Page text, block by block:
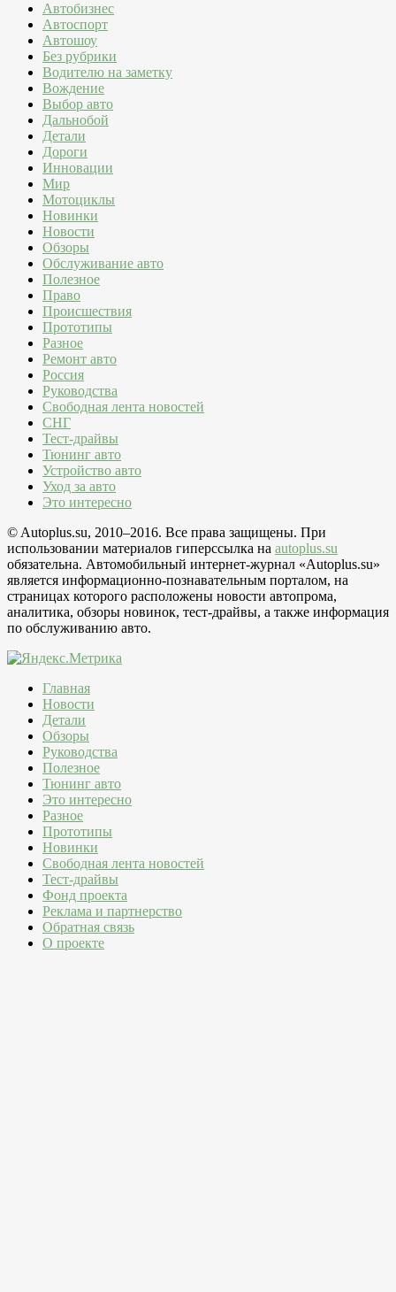
Автобизнес
Автоспорт
Автошоу
Без рубрики
Водителю на заметку
Вождение
Выбор авто
Дальнобой
Детали
Дороги
Инновации
Мир
Мотоциклы
Новинки
Новости
Обзоры
Обслуживание авто
Полезное
Право
Происшествия
Прототипы
Разное
Ремонт авто
Россия
Руководства
Свободная лента новостей
СНГ
Тест-драйвы
Тюнинг авто
Устройство авто
Уход за авто
Это интересно
© Autoplus.su, 2010–2016. Все права защищены. При
использовании материалов гиперссылка на autoplus.su
обязательна. Автомобильный интернет-журнал «Autoplus.su»
является информационно-познавательным порталом, на
страницах которого расположены новости автопрома,
аналитика, обзоры новинок, тест-драйвы, а также информация
по обслуживанию авто.
Главная
Новости
Детали
Обзоры
Руководства
Полезное
Тюнинг авто
Это интересно
Разное
Прототипы
Новинки
Свободная лента новостей
Тест-драйвы
Фонд проекта
Реклама и партнерство
Обратная связь
О проекте